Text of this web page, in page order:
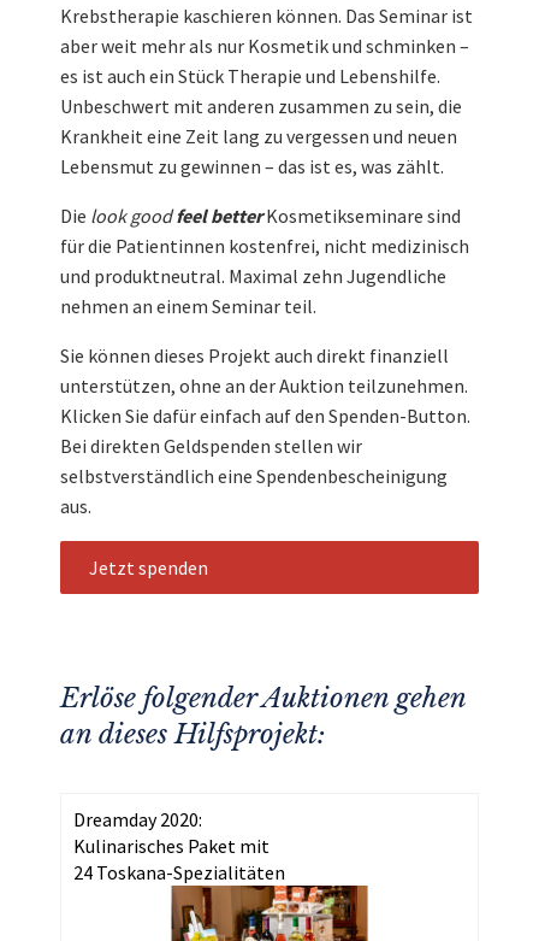
Krebstherapie kaschieren können. Das Seminar ist
aber weit mehr als nur Kosmetik und schminken –
es ist auch ein Stück Therapie und Lebenshilfe.
Unbeschwert mit anderen zusammen zu sein, die
Krankheit eine Zeit lang zu vergessen und neuen
Lebensmut zu gewinnen – das ist es, was zählt.
Die look goodfeel betterKosmetikseminare sind
für die Patientinnen kostenfrei, nicht medizinisch
und produktneutral. Maximal zehn Jugendliche
nehmen an einem Seminar teil.
Sie können dieses Projekt auch direkt finanziell
unterstützen, ohne an der Auktion teilzunehmen.
Klicken Sie dafür einfach auf den Spenden-Button.
Bei direkten Geldspenden stellen wir
selbstverständlich eine Spendenbescheinigung
aus.
Jetzt spenden
Erlöse folgender Auktionen gehen
an dieses Hilfsprojekt:
Dreamday 2020:
Kulinarisches Paket mit
24 Toskana-Spezialitäten